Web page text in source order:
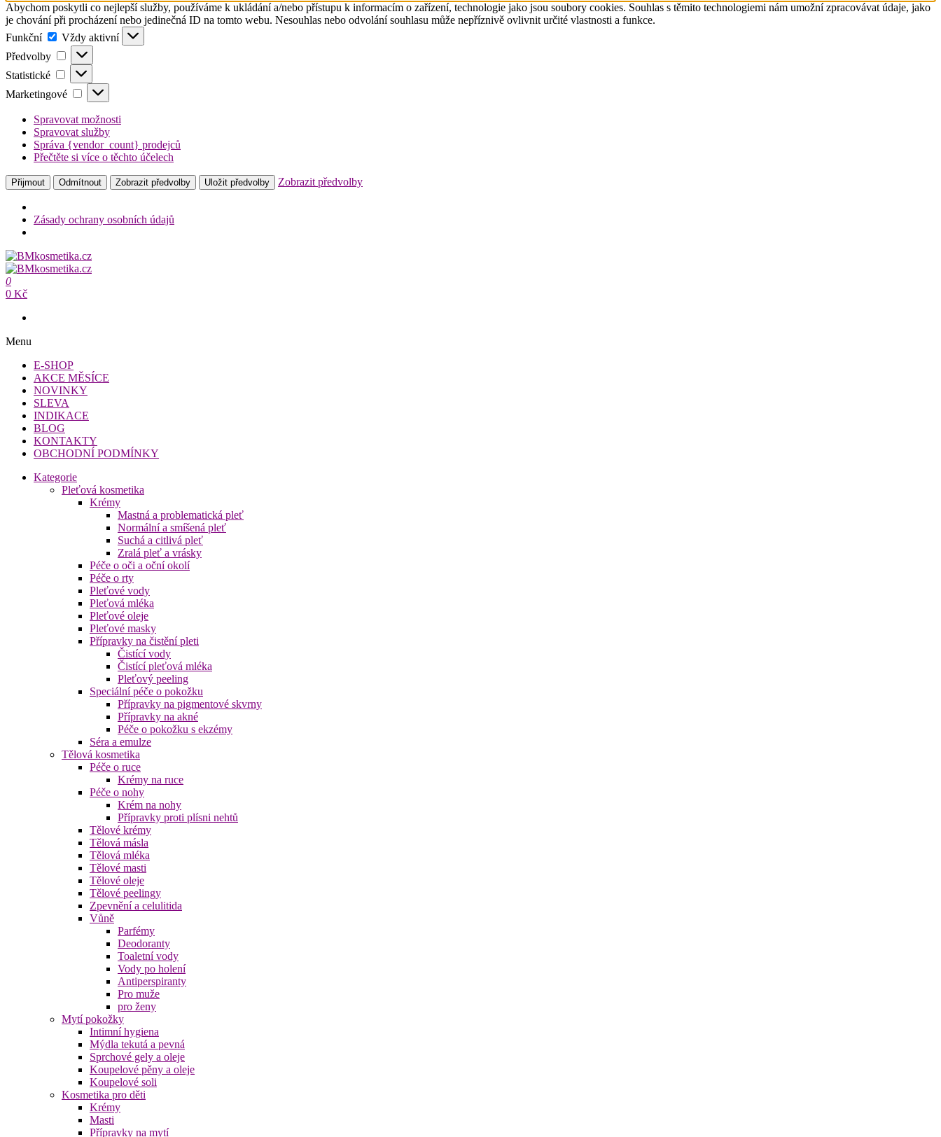
Abychom poskytli co nejlepší služby, používáme k ukládání a/nebo přístupu k informacím o zařízení, technologie jako jsou soubory cookies. Souhlas s těmito technologiemi nám umožní zpracovávat údaje, jako
je chování při procházení nebo jedinečná ID na tomto webu. Nesouhlas nebo odvolání souhlasu může nepříznivě ovlivnit určité vlastnosti a funkce.
Funkční
Funkční
Vždy aktivní
Předvolby
Předvolby
Statistické Statistické
Marketingové Marketingové
Spravovat možnosti
Spravovat služby
Správa {vendor_count} prodejců
Přečtěte si více o těchto účelech
Přijmout Odmítnout Zobrazit předvolby Uložit předvolby Zobrazit předvolby
Zásady ochrany osobních údajů
Přeskočit
na
obsah
BMkosmetika.cz
BMkosmetika.cz
0
0 Kč
Menu
E-SHOP
AKCE MĚSÍCE
NOVINKY
SLEVA
INDIKACE
BLOG
KONTAKTY
OBCHODNÍ PODMÍNKY
Kategorie
Pleťová kosmetika
Krémy
Mastná a problematická pleť
Normální a smíšená pleť
Suchá a citlivá pleť
Zralá pleť a vrásky
Péče o oči a oční okolí
Péče o rty
Pleťové vody
Pleťová mléka
Pleťové oleje
Pleťové masky
Přípravky na čistění pleti
Čistící vody
Čistící pleťová mléka
Pleťový peeling
Speciální péče o pokožku
Přípravky na pigmentové skvrny
Přípravky na akné
Péče o pokožku s ekzémy
Séra a emulze
Tělová kosmetika
Péče o ruce
Krémy na ruce
Péče o nohy
Krém na nohy
Přípravky proti plísni nehtů
Tělové krémy
Tělová másla
Tělová mléka
Tělové masti
Tělové oleje
Tělové peelingy
Zpevnění a celulitida
Vůně
Parfémy
Deodoranty
Toaletní vody
Vody po holení
Antiperspiranty
Pro muže
pro ženy
Mytí pokožky
Intimní hygiena
Mýdla tekutá a pevná
Sprchové gely a oleje
Koupelové pěny a oleje
Koupelové soli
Kosmetika pro děti
Krémy
Masti
Přípravky na mytí